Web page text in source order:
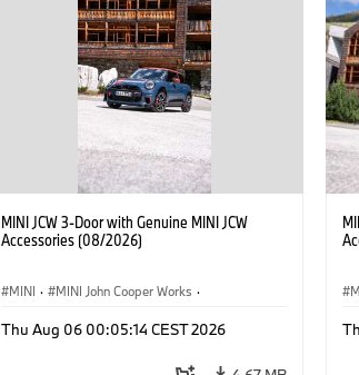
MINI JCW 3-Door with Genuine MINI JCW
Accessories (08/2026)
MINI · MINI John Cooper Works ·
Optional Extras, Accessories
Thu Aug 06 00:05:14 CEST 2026